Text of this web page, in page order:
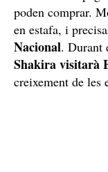
poden comprar.
en estafa, i
Nacional. Durant
Shakiravisitarà
creixement de les